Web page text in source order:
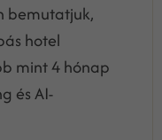
bemutatjuk,
hotel
mint 4 hónap
és AI-